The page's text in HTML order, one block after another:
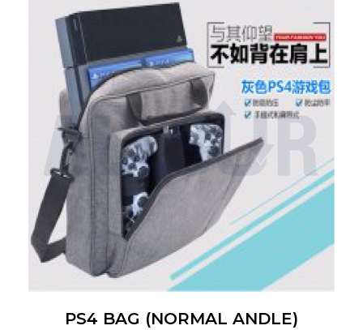
PS4 BAG (NORMAL ANDLE)